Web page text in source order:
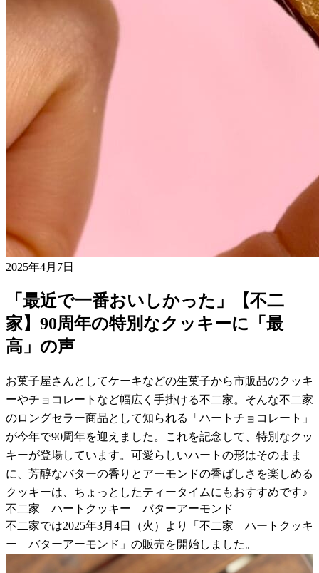
2025年4月7日
「最近で一番おいしかった」【不二
家】90周年の特別なクッキーに「最
高」の声
お菓子屋さんとしてケーキなどの生菓子から市販品のクッキ
ーやチョコレートなど幅広く手掛ける不二家。そんな不二家
のロングセラー商品として知られる「ハートチョコレート」
が今年で90周年を迎えました。これを記念して、特別なクッ
キーが登場しています。可愛らしいハートの形はそのまま
に、芳醇なバターの香りとアーモンドの香ばしさを楽しめる
クッキーは、ちょっとしたティータイムにもおすすめです♪
不二家 ハートクッキー バターアーモンド
不二家では2025年3月4日（火）より「不二家 ハートクッキ
ー バターアーモンド」の販売を開始しました。